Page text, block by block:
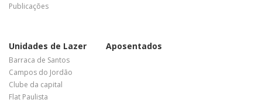
Publicações
Unidades de Lazer
Barraca de Santos
Campos do Jordão
Clube da capital
Flat Paulista
Aposentados